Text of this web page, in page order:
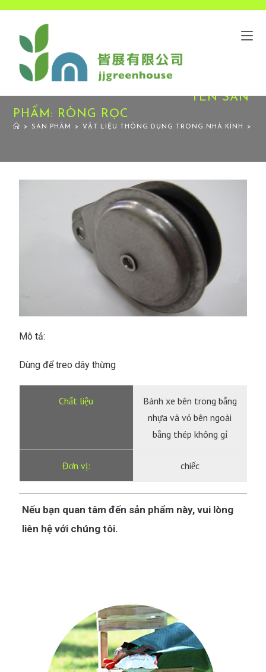
TÊN SẢN
PHẨM: RÒNG RỌC
> SẢN PHẨM > VẬT LIỆU THÔNG DỤNG TRONG NHÀ KÍNH >
Mô tả:
Dùng để treo dây thừng
Bánh xe bên trong bằng
nhựa và vỏ bên ngoài
bằng thép không gỉ
chiếc
Nếu bạn quan tâm đến sản phẩm này, vui lòng
liên hệ với chúng tôi.